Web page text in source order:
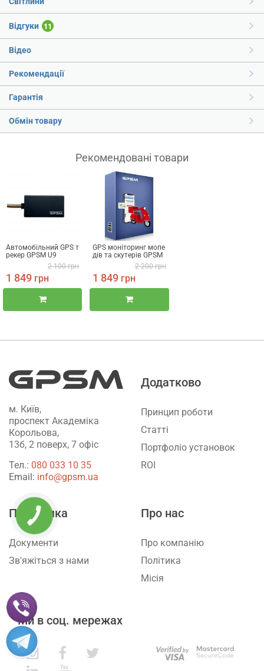
Відгуки 11
Відео
Рекомендації
Гарантія
Обмін товару
Рекомендовані товари
Автомобільний GPS т
рекер GPSM U9
2 100грн
1 849 грн
GPS моніторинг мопе
дів та скутерів GPSM
2 200грн
1 849 грн
м. Київ,
проспект Академіка
Корольова,
13б, 2 поверх, 7 офіс
Тел.: ‎080 033 10 35
Email: info@gpsm.ua
Додатково
Принцип роботи
Статті
Портфоліо установок
ROI
Підтримка
Документи
Зв'яжіться з нами
Про нас
Про компанію
Політика
Місія
Ми в соц. мережах